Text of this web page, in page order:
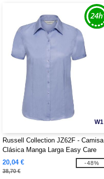
W1
Russell Collection JZ62F - Camisa
Clásica Manga Larga Easy Care
Oxford
20,04 €
38,70 €
-48%